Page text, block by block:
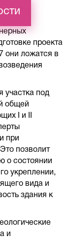
проекта
они ложатся в
участка под
общей
I и II
при
позволит
о состоянии
укреплении,
вида и
здания к
и